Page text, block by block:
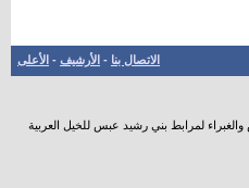
الاتصال بنا - الأرشيف - الأعلى
لمرابط بني رشيد عبس للخيل العربية